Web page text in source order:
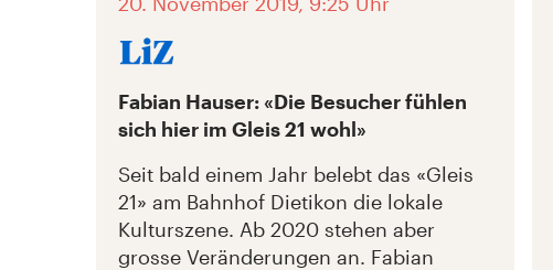
Fabian Hauser: «Die Besucher fühlen
sich hier im Gleis 21 wohl»
Seit bald einem Jahr belebt das «Gleis
21» am Bahnhof Dietikon die lokale
Kulturszene. Ab 2020 stehen aber
grosse Veränderungen an. Fabian